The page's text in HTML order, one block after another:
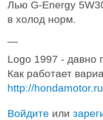
Лью G-Energy
в холод норм.
—
Logo 1997 - давно
Как работает
http://
Войдите или